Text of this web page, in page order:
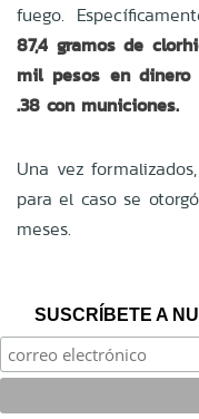
fuego.
87,4 gramos de
mil pesos en
.38 con municiones.
Una vez
para el caso se
meses.
SUSCRÍBETE A